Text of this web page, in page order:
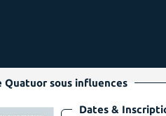
Quatuor sous influences
Dates &